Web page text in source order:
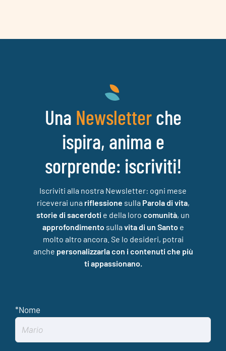
Una Newsletterche
ispira, anima e
sorprende: iscriviti!
Iscriviti alla nostra Newsletter: ogni mese
riceverai una riflessione sulla Parola di vita,
storie di sacerdoti e della loro comunità, un
approfondimento sulla vita di un Santo e
molto altro ancora. Se lo desideri, potrai
anche personalizzarla con i contenuti che più
ti appassionano.